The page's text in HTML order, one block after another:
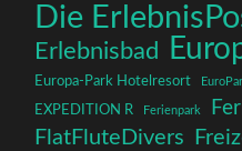
Die
Erlebnisbad
Europa-Park Hotelresort
EXPEDITION R Ferienpark
FlatFluteDivers